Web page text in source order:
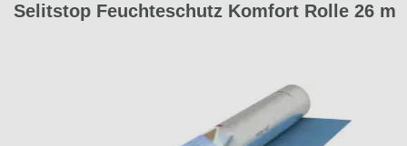
Selitstop Feuchteschutz Komfort Rolle 26 m